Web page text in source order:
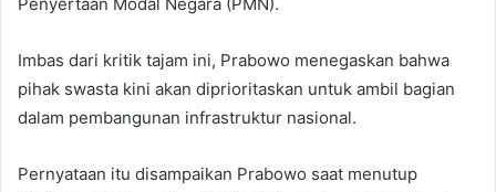
Imbas dari kritik tajam ini, Prabowo menegaskan bahwa
pihak swasta kini akan diprioritaskan untuk ambil bagian
dalam pembangunan infrastruktur nasional.
Pernyataan itu disampaikan Prabowo saat menutup